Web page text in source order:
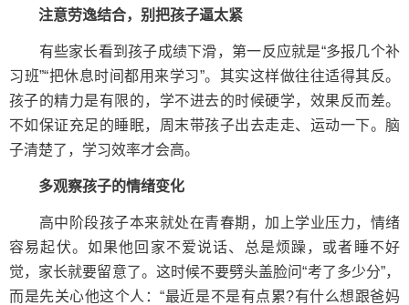
注意劳逸结合，别把孩子逼太紧
有些家长看到孩子成绩下滑，第一反应就是“多报几个补
习班”“把休息时间都用来学习”。其实这样做往往适得其反。
孩子的精力是有限的，学不进去的时候硬学，效果反而差。
不如保证充足的睡眠，周末带孩子出去走走、运动一下。脑
子清楚了，学习效率才会高。
多观察孩子的情绪变化
高中阶段孩子本来就处在青春期，加上学业压力，情绪
容易起伏。如果他回家不爱说话、总是烦躁，或者睡不好
觉，家长就要留意了。这时候不要劈头盖脸问“考了多少分”，
而是先关心他这个人：“最近是不是有点累?有什么想跟爸妈